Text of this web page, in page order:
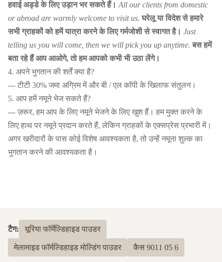
हवाई अड्डे के लिए उड़ान भर सकते हैं। All our clients from domestic
or abroad are warmly welcome to visit us. घरेलू या विदेश से हमारे
सभी ग्राहकों को हमें यात्रा करने के लिए गर्मजोशी से स्वागत है। Just
telling us you will come, then we will pick you up anytime. बस हमें
बता रहे हैं आप आओगे, तो हम आपको कभी भी उठा लेंगे।
4. अपने भुगतान की शर्तें क्या है?
--- टीटी 30% जमा अग्रिम में और बी / एल कॉपी के खिलाफ संतुलन।
5. आप हमें नमूने भेज सकते हैं?
--- ज़रूर, हम आप के लिए नमूने भेजने के लिए खुश हैं। हम मुक्त करने के
लिए हाथ पर नमूने प्रदान करते हैं, लेकिन ग्राहकों के एक्सप्रेस प्रभारी में।
अगर खरीदारों के पास कोई विशेष आवश्यकता है, तो उन्हें नमूना शुल्क का
भुगतान करने की आवश्यकता है।
टैग: यूरिया फॉर्मेल्डिहाइड पाउडर
मेलामाइड फॉर्मल्डिहाइड मोल्डिंग पाउडर कैस 9011 05 6